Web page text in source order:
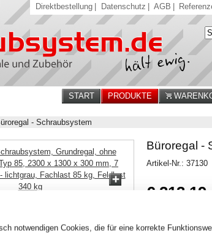
Direktbestellung Datenschutz AGB
PRODUKTE
START
- Schraubsystem
Büroregal -
Artikel-Nr.: 37130
€ 213,19
Verfügbarkeit:Sofort
notwendigen Cookies, die für eine korrekte